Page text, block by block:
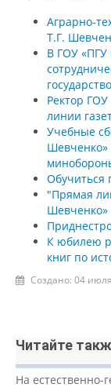
Аграрно-
Т.Г.
В ГОУ «ПГУ
Ректор
линии
Учебные
Шевченко»
Обучиться
"Прямая
Шевченко»
К юбилею
книг по
Создано: 04
Читайте
На естественно-